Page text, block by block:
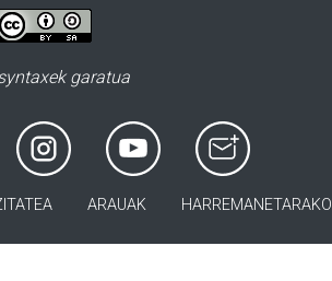
garatua
ARAUAK HARREMANETARAKO